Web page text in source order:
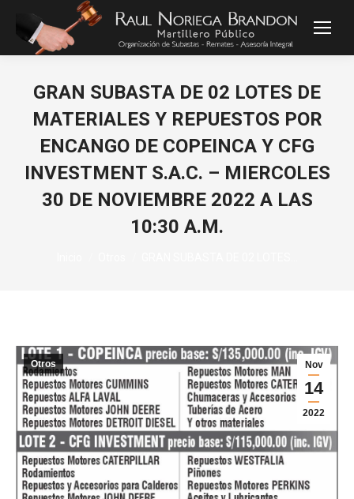
GRAN SUBASTA DE 02 LOTES DE
MATERIALES Y REPUESTOS POR
ENCANGO DE COPEINCA Y CFG
INVESTMENT S.A.C. – MIERCOLES
30 DE NOVIEMBRE 2022 A LAS
10:30 A.M.
Nov
14
2022
Otros